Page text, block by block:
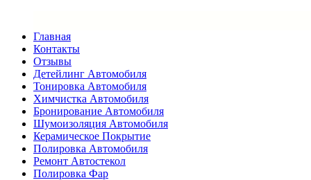
Главная
Контакты
Отзывы
Детейлинг Автомобиля
Тонировка Автомобиля
Химчистка Автомобиля
Бронирование Автомобиля
Шумоизоляция Автомобиля
Керамическое Покрытие
Полировка Автомобиля
Ремонт Автостекол
Полировка Фар